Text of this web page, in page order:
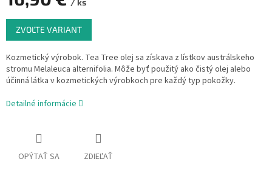
/ ks
Jednotková
cena:
ZVOĽTE VARIANT
Kozmetický výrobok. Tea Tree olej sa získava z lístkov austrálskeho
stromu Melaleuca alternifolia. Môže byť použitý ako čistý olej alebo
účinná látka v kozmetických výrobkoch pre každý typ pokožky.
Detailné informácie
OPÝTAŤ SA ZDIEĽAŤ